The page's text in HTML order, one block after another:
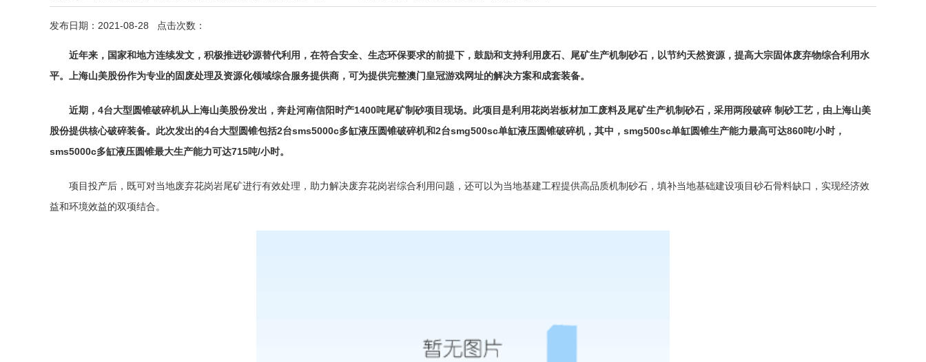
发布日期：2021-08-28 点击次数：
近年来，国家和地方连续发文，积极推进砂源替代利用，在符合安全、生态环保要求的前提下，鼓励和支持利用废石、 尾矿生产机制砂石，以节约天然资源，提高大宗固体废弃物综合利用水
平。上海山美股份作为专业的固废处理及资源化领域综合服务提供商，可为提供完整澳门皇冠游戏网址的解决方案和成套装备。
近期，4台大型圆锥破碎机从上海山美股份发出，奔赴河南信阳时产1400吨尾矿制砂项目现场。此项目是利用花岗岩板材加工废料及尾矿生产机制砂石，采用两段破碎 制砂工艺，由上海山美
股份提供核心破碎装备。此次发出的4台大型圆锥包括2台sms5000c多缸液压圆锥破碎机和2台smg500sc单缸液压圆锥破碎机，其中，smg500sc单缸圆锥生产能力最高可达860吨/小时，
sms5000c多缸液压圆锥最大生产能力可达715吨/小时。
项目投产后，既可对当地废弃花岗岩尾矿进行有效处理，助力解决废弃花岗岩综合利用问题，还可以为当地基建工程提供高品质机制砂石，填补当地基础建设项目砂石骨料缺口，实现经济效
益和环境效益的双项结合。